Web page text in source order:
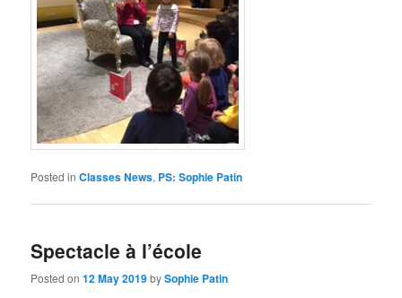
Posted in Classes News, PS: Sophie Patin
Spectacle à l’école
Posted on12 May 2019bySophie Patin